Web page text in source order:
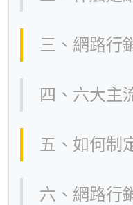
三、網路行
四、六大主
五、如何制
六、網路行